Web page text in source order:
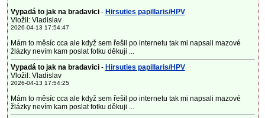
Vypadá to jak na bradavici - Hirsuties papillaris/HPV
Vložil: Vladislav
2026-04-13 17:54:47
Mám to měsíc cca ale když sem řešil po internetu tak mi napsali mazové
žlázky nevím kam poslat fotku děkuji ...
Vypadá to jak na bradavici - Hirsuties papillaris/HPV
Vložil: Vladislav
2026-04-13 17:54:25
Mám to měsíc cca ale když sem řešil po internetu tak mi napsali mazové
žlázky nevím kam poslat fotku děkuji ...